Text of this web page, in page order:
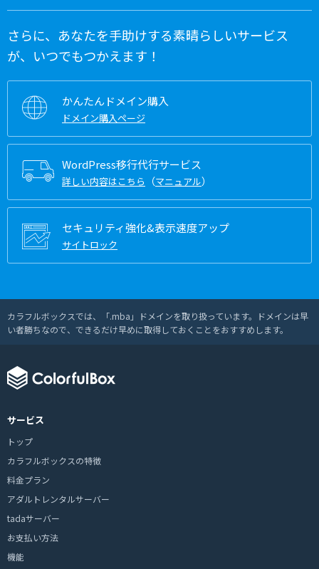
さらに、あなたを手助けする素晴らしいサービス
が、いつでもつかえます！
かんたんドメイン購入
ドメイン購入ページ
WordPress移行代行サービス
詳しい内容はこちら （マニュアル）
セキュリティ強化&表示速度アップ
サイトロック
カラフルボックスでは、「.mba」ドメインを取り扱っています。ドメインは早
い者勝ちなので、できるだけ早めに取得しておくことをおすすめします。
サービス
トップ
カラフルボックスの特徴
料金プラン
アダルトレンタルサーバー
tadaサーバー
お支払い方法
機能